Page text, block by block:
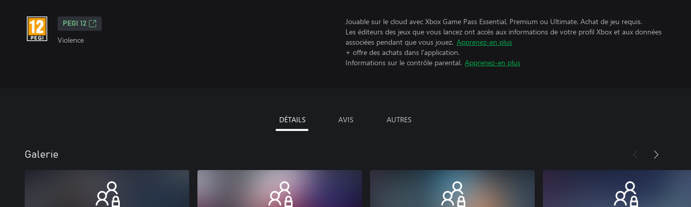
PEGI 12
Violence
Jouable sur le cloud avec Xbox Game Pass Essential, Premium ou Ultimate. Achat de jeu requis.
Les éditeurs des jeux que vous lancez ont accès aux informations de votre profil Xbox et aux données
associées pendant que vous jouez. Apprenez-en plus
+ offre des achats dans l'application.
Informations sur le contrôle parental. Apprenez-en plus
DÉTAILS AVIS AUTRES
Galerie